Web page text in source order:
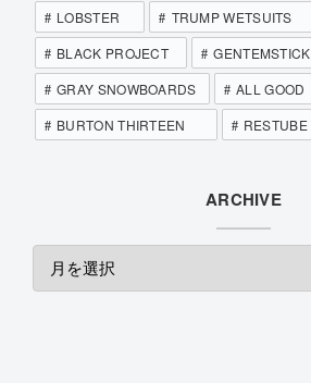
LOBSTER
TRUMP WETSUITS
BLACK PROJECT
GENTEMSTICK
GRAY SNOWBOARDS
ALL GOOD
BURTON THIRTEEN
RESTUBE
ARCHIVE